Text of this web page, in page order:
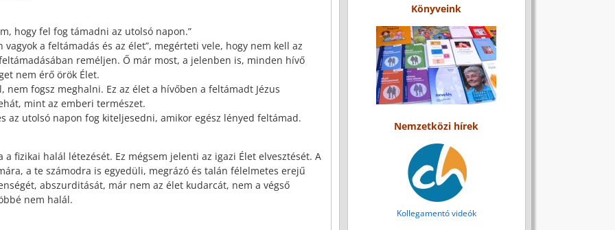
hogy fel fog támadni az utolsó napon.”
vagyok a feltámadás és az élet”, megérteti vele, hogy nem kell az
reméljen. Ő már most, a jelenben is, minden hívő
nem érő örök Élet.
nem fogsz meghalni. Ez az élet a hívőben a feltámadt Jézus
mint az emberi természet.
az utolsó napon fog kiteljesedni, amikor egész lényed feltámad.
fizikai halál létezését. Ez mégsem jelenti az igazi Élet elvesztését. A
a te számodra is egyedüli, megrázó és talán félelmetes erejű
abszurditását, már nem az élet kudarcát, nem a végső
nem halál.
Könyveink
Nemzetközi hírek
Kollegamentó videók